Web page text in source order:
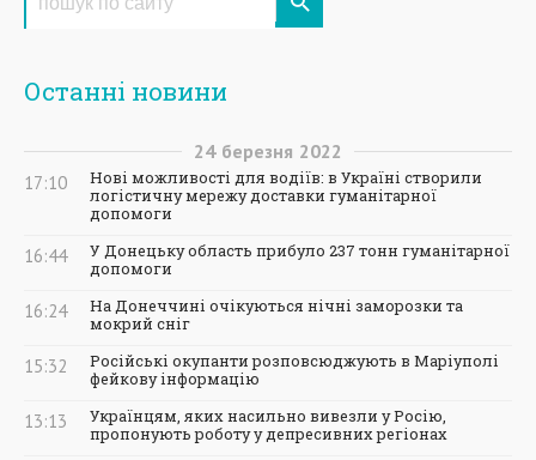
Останні новини
24 березня 2022
17:10
Нові можливості для водіїв: в Україні створили
логістичну мережу доставки гуманітарної
допомоги
16:44
У Донецьку область прибуло 237 тонн гуманітарної
допомоги
16:24
На Донеччині очікуються нічні заморозки та
мокрий сніг
15:32
Російські окупанти розповсюджують в Маріуполі
фейкову інформацію
13:13
Українцям, яких насильно вивезли у Росію,
пропонують роботу у депресивних регіонах